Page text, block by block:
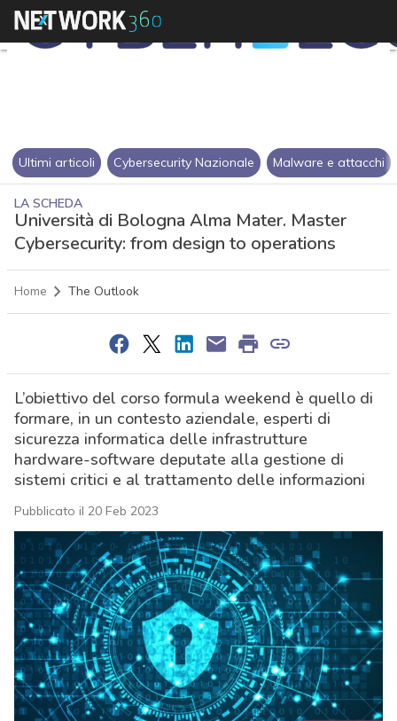
Ultimi articoli Cybersecurity Nazionale Malware e attacchi
LA SCHEDA
Università di Bologna Alma Mater. Master
Cybersecurity: from design to operations
Home The Outlook
L’obiettivo del corso formula weekend è quello di
formare, in un contesto aziendale, esperti di
sicurezza informatica delle infrastrutture
hardware-software deputate alla gestione di
sistemi critici e al trattamento delle informazioni
Pubblicato il 20 Feb 2023